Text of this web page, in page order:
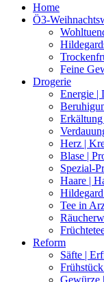
Home
Ö3-
Feine
Drogerie
Energie |
Herz |
Blase |
Spezial-
Haare |
Tee in
Reform
Säfte |
Gewürze